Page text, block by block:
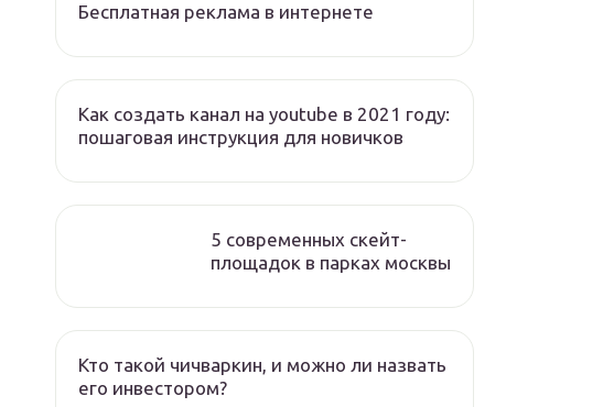
Бесплатная реклама в интернете
Как создать канал на youtube в 2021 году:
пошаговая инструкция для новичков
5 современных скейт-
площадок в парках москвы
Кто такой чичваркин, и можно ли назвать
его инвестором?